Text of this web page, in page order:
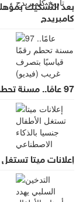
بعد التشكيك
كامبريدج
97 عامًا.. مسنة تحطم رقمًا قياسيًا بتصرف غريب (فيديو)
إعلانات ميتا